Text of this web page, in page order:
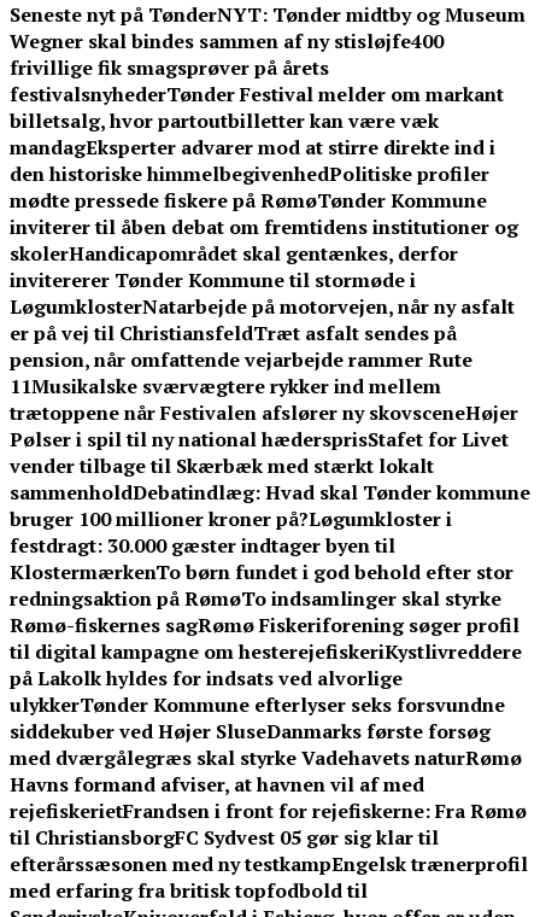
Seneste nyt på TønderNYT: Tønder midtby og Museum
Wegner skal bindes sammen af ny stisløjfe400
frivillige fik smagsprøver på årets
festivalsnyhederTønder Festival melder om markant
billetsalg, hvor partoutbilletter kan være væk
mandagEksperter advarer mod at stirre direkte ind i
den historiske himmelbegivenhedPolitiske profiler
mødte pressede fiskere på RømøTønder Kommune
inviterer til åben debat om fremtidens institutioner og
skolerHandicapområdet skal gentænkes, derfor
invitererer Tønder Kommune til stormøde i
LøgumklosterNatarbejde på motorvejen, når ny asfalt
er på vej til ChristiansfeldTræt asfalt sendes på
pension, når omfattende vejarbejde rammer Rute
11Musikalske sværvægtere rykker ind mellem
trætoppene når Festivalen afslører ny skovsceneHøjer
Pølser i spil til ny national hædersprisStafet for Livet
vender tilbage til Skærbæk med stærkt lokalt
sammenholdDebatindlæg: Hvad skal Tønder kommune
bruger 100 millioner kroner på?Løgumkloster i
festdragt: 30.000 gæster indtager byen til
KlostermærkenTo børn fundet i god behold efter stor
redningsaktion på RømøTo indsamlinger skal styrke
Rømø-fiskernes sagRømø Fiskeriforening søger profil
til digital kampagne om hesterejefiskeriKystlivreddere
på Lakolk hyldes for indsats ved alvorlige
ulykkerTønder Kommune efterlyser seks forsvundne
siddekuber ved Højer SluseDanmarks første forsøg
med dværgålegræs skal styrke Vadehavets naturRømø
Havns formand afviser, at havnen vil af med
rejefiskerietFrandsen i front for rejefiskerne: Fra Rømø
til ChristiansborgFC Sydvest 05 gør sig klar til
efterårssæsonen med ny testkampEngelsk trænerprofil
med erfaring fra britisk topfodbold til